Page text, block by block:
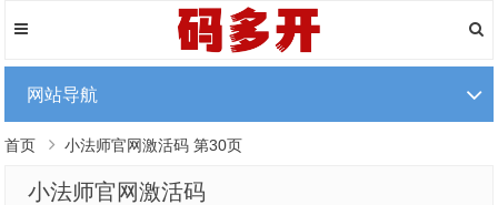
网站导航
首页 小法师官网激活码 第30页
小法师官网激活码